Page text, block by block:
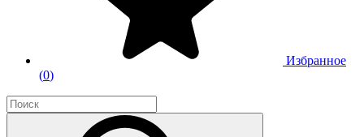
Избранное
(0)